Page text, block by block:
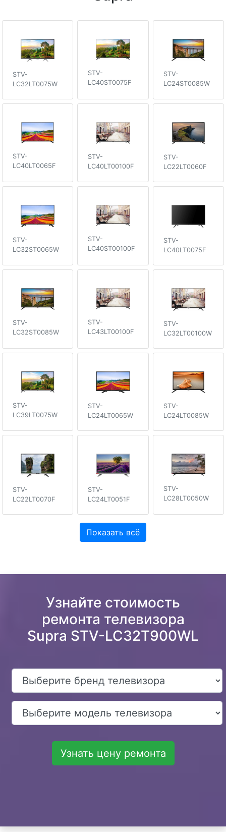
STV-
LC32LT0075W
STV-
LC40ST0075F
STV-
LC24ST0085W
STV-
LC40LT0065F
STV-
LC40LT00100F
STV-
LC22LT0060F
STV-
LC32ST0065W
STV-
LC40ST00100F
STV-
LC40LT0075F
STV-
LC32ST0085W
STV-
LC43LT00100F
STV-
LC32LT00100W
STV-
LC39LT0075W
STV-
LC24LT0065W
STV-
LC24LT0085W
STV-
LC22LT0070F
STV-
LC24LT0051F
STV-
LC28LT0050W
Показать всё
Узнайте стоимость
ремонта телевизора
Supra STV-LC32T900WL
Узнать цену ремонта